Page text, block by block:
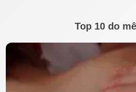
Top 10 do